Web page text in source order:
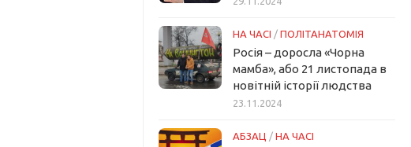
НА ЧАСІ / ПОЛІТАНАТОМІЯ
Росія – доросла «Чорна
мамба», або 21 листопада в
новітній історії людства
23.11.2024
АБЗАЦ / НА ЧАСІ